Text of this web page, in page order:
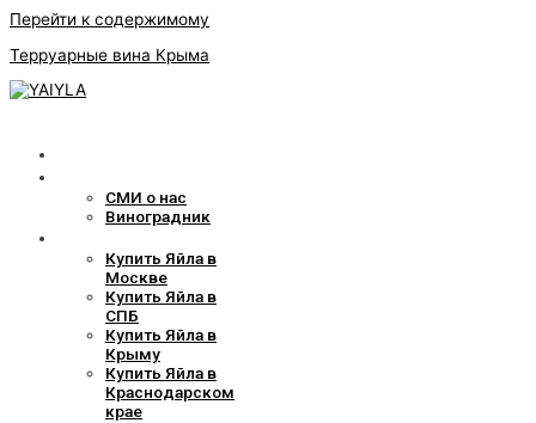
Перейти к содержимому
Терруарные вина Крыма
СМИ о нас
Виноградник
Купить Яйла в
Москве
Купить Яйла в
СПБ
Купить Яйла в
Крыму
Купить Яйла в
Краснодарском
крае